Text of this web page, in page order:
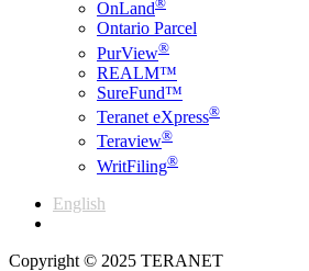
OnLand
Ontario Parcel
PurView®
REALM™
SureFund™
Teranet eXpress®
Teraview®
WritFiling®
English
Copyright © 2025 TERANET